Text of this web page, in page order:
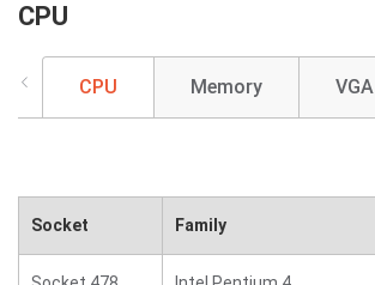
CPU
CPU Memory VGA
Socket Family